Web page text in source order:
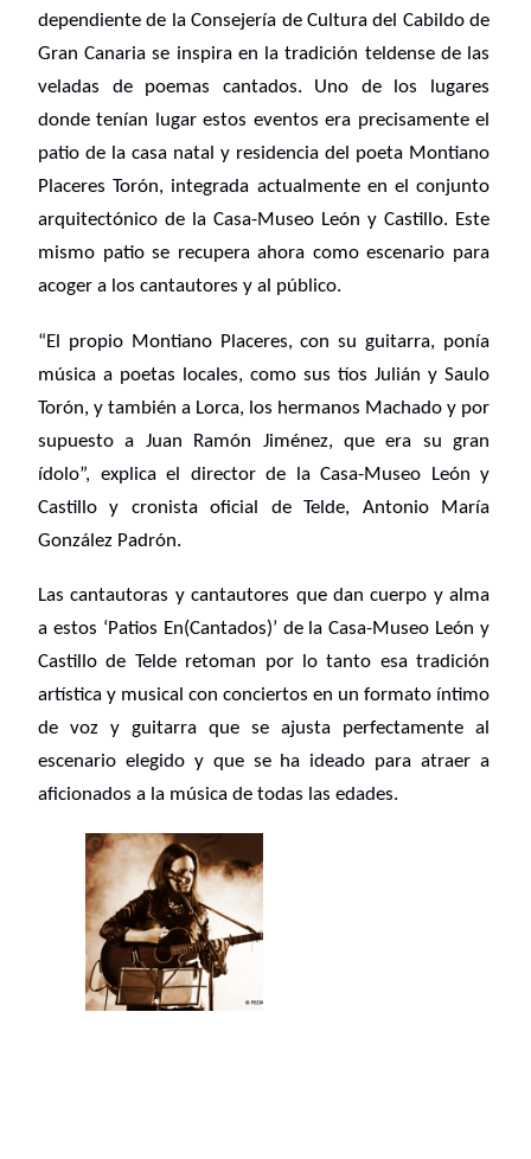
dependiente de la Consejería de Cultura del Cabildo de
Gran Canaria se inspira en la tradición teldense de las
veladas de poemas cantados. Uno de los lugares
donde tenían lugar estos eventos era precisamente el
patio de la casa natal y residencia del poeta Montiano
Placeres Torón, integrada actualmente en el conjunto
arquitectónico de la Casa-Museo León y Castillo. Este
mismo patio se recupera ahora como escenario para
acoger a los cantautores y al público.
“El propio Montiano Placeres, con su guitarra, ponía
música a poetas locales, como sus tíos Julián y Saulo
Torón, y también a Lorca, los hermanos Machado y por
supuesto a Juan Ramón Jiménez, que era su gran
ídolo”, explica el director de la Casa-Museo León y
Castillo y cronista oficial de Telde, Antonio María
González Padrón.
Las cantautoras y cantautores que dan cuerpo y alma
a estos ‘Patios En(Cantados)’ de la Casa-Museo León y
Castillo de Telde retoman por lo tanto esa tradición
artística y musical con conciertos en un formato íntimo
de voz y guitarra que se ajusta perfectamente al
escenario elegido y que se ha ideado para atraer a
aficionados a la música de todas las edades.